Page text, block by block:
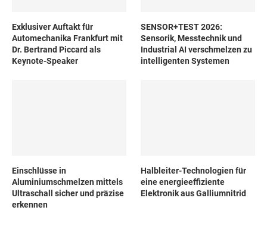
Exklusiver Auftakt für
Automechanika Frankfurt mit
Dr. Bertrand Piccard als
Keynote-Speaker
SENSOR+TEST 2026:
Sensorik, Messtechnik und
Industrial AI verschmelzen zu
intelligenten Systemen
Einschlüsse in
Aluminiumschmelzen mittels
Ultraschall sicher und präzise
erkennen
Halbleiter-Technologien für
eine energieeffiziente
Elektronik aus Galliumnitrid